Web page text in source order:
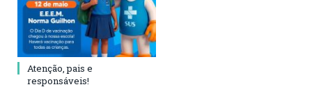
Atenção, pais e
responsáveis!